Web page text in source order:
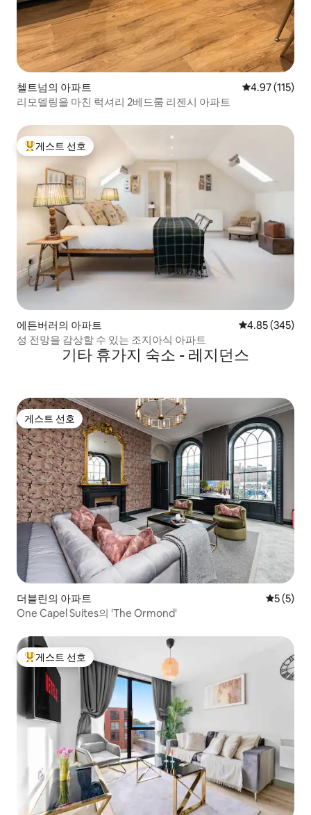
첼트넘의 아파트 평점 4.97점(5
4.97 (115)
리모델링을 마친 럭셔리 2베드룸 리젠시 아파트
상위 게스트 선호
게스트 선호
에든버러의 아파트 평점 4.85점(5
4.85 (345)
성 전망을 감상할 수 있는 조지아식 아파트
기타 휴가지 숙소 - 레지던스
게스트 선호
게스트 선호
더블린의 아파트 평점 5점
5 (5)
One Capel Suites의 'The Ormond'
상위 게스트 선호
게스트 선호